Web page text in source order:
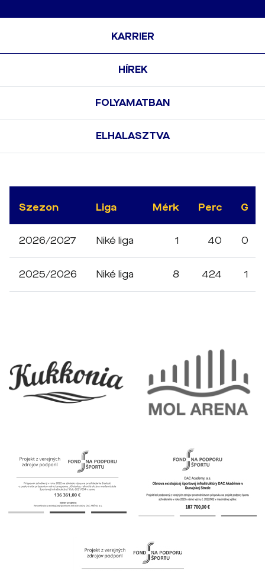
KARRIER
HÍREK
FOLYAMATBAN
ELHALASZTVA
Szezon Liga Mérk Perc G
2026/2027 Niké liga 1 40 0
2025/2026 Niké liga 8 424 1